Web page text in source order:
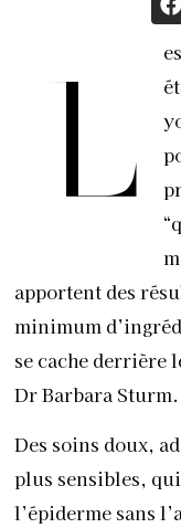
L
apportent des
minimum
se cache derrière
Dr Barbara Sturm.
Des soins doux,
plus sensibles,
l’épiderme sans